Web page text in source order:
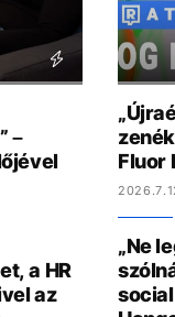
–
a HR
az
Fluor
„Ne